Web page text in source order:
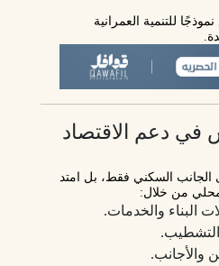
للتنمية العمرانية
في دعم الاقتصاد
الجانب السكني فقط، بل امتد
من خلال:
والخدمات.
والأجانب.